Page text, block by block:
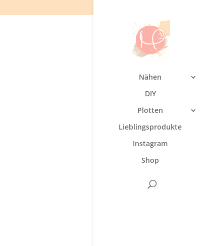
Nähen
DIY
Plotten
Lieblingsprodukte
Instagram
Shop